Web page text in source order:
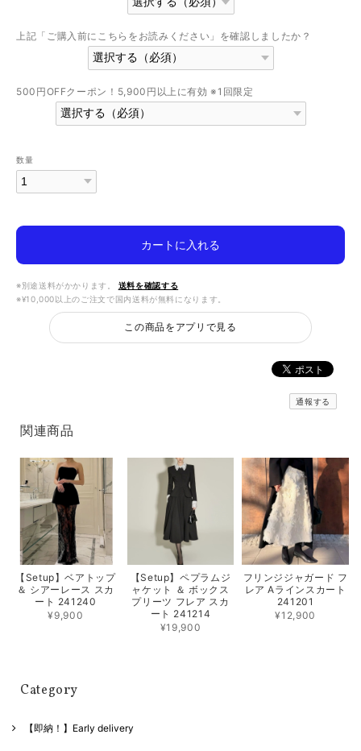
上記「ご購入前にこちらをお読みください」を確認しましたか？
500円OFFクーポン！5,900円以上に有効 ※1回限定
数量
カートに入れる
※別途送料がかかります。
送料を確認する
※¥10,000以上のご注文で国内送料が無料になります。
この商品をアプリで見る
通報する
関連商品
【Setup】ベアトップ
＆ シアーレース スカ
ート 241240
¥9,900
【Setup】ペプラムジ
ャケット ＆ ボックス
プリーツ フレア スカ
ート 241214
¥19,900
フリンジジャガード フ
レア Aラインスカート
241201
¥12,900
Category
【即納！】Early delivery